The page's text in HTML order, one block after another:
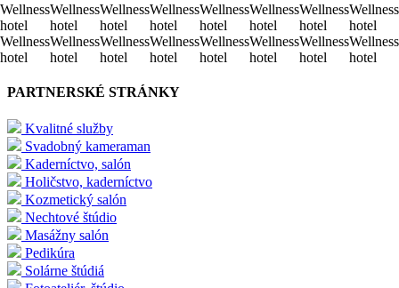
Wellness
hotel
Wellness
hotel
Wellness
hotel
Wellness
hotel
Wellness
hotel
Wellness
hotel
Wellness
hotel
Wellness
hotel
Wellness
hotel
Wellness
hotel
Wellness
hotel
Wellness
hotel
Wellness
hotel
Wellness
hotel
Wellness
hotel
Wellness
hotel
PARTNERSKÉ STRÁNKY
Kvalitné služby
Svadobný kameraman
Kaderníctvo, salón
Holičstvo, kaderníctvo
Kozmetický salón
Nechtové štúdio
Masážny salón
Pedikúra
Solárne štúdiá